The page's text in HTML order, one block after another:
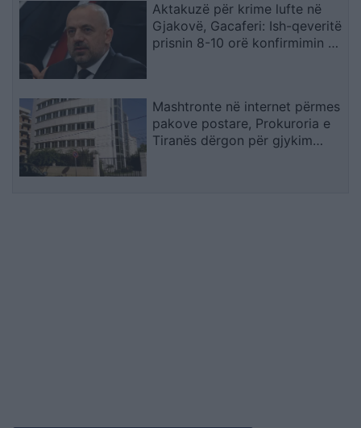
Aktakuzë për krime lufte në
Gjakovë, Gacaferi: Ish-qeveritë
prisnin 8-10 orë konfirmimin e
Mashtronte në internet përmes
pakove postare, Prokuroria e
Tiranës dërgon për gjykim